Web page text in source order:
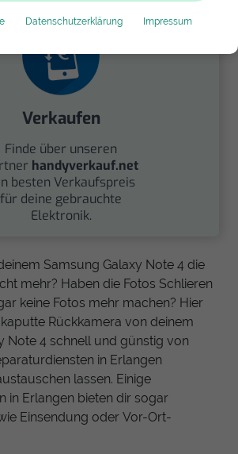
Datenschutzerklärung Impressum
Verkaufen
Finde über unseren
handyverkauf.net
besten Verkaufspreis
für deine gebrauchte
Elektronik.
Samsung Galaxy Note 4 die
mehr? Haben die Fotos Schlieren
keine Fotos mehr machen? Hier
Rückkamera von deinem
Note 4 schnell und günstig von
in Erlangen
lassen. Einige
in Erlangen bieten dir sogar
Einsendung oder Vor-Ort-